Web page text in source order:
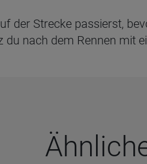
der Strecke passierst,
du nach dem Rennen mit